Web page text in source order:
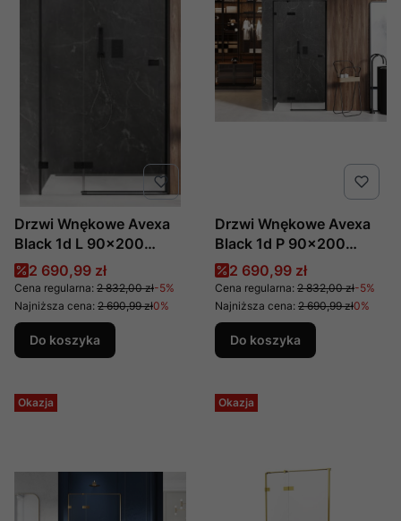
Drzwi Wnękowe Avexa
Black 1d L 90x200
Czyste 6mm Active
Shield 2.0 , Producent:
New Trendy, Numer Kat:
Exk-1548
Cena promocyjna
2 690,99 zł
Cena regularna: 2 832,00 zł-5%
Najniższa cena: 2 690,99 zł0%
Do koszyka
Drzwi Wnękowe Avexa
Black 1d P 90x200
Czyste 6mm Active
Shield 2.0 , Producent:
New Trendy, Numer Kat:
Exk-1549
Cena promocyjna
2 690,99 zł
Cena regularna: 2 832,00 zł-5%
Najniższa cena: 2 690,99 zł0%
Do koszyka
Okazja Okazja